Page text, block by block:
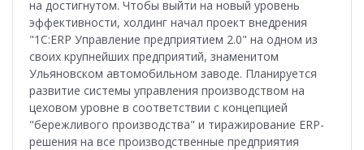
на достигнутом. Чтобы выйти на новый уровень
эффективности, холдинг начал проект внедрения
"1С:ERP Управление предприятием 2.0" на одном из
своих крупнейших предприятий, знаменитом
Ульяновском автомобильном заводе. Планируется
развитие системы управления производством на
цеховом уровне в соответствии с концепцией
"бережливого производства" и тиражирование ERP-
решения на все производственные предприятия